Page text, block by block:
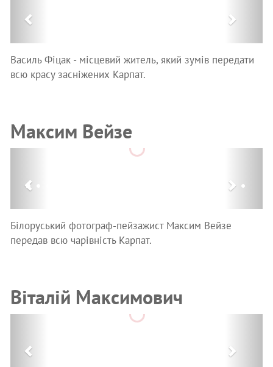
Василь Фіцак - місцевий житель, який зумів передати
всю красу засніжених Карпат.
Максим Вейзе
Білоруський фотограф-пейзажист Максим Вейзе
передав всю чарівність Карпат.
Віталій Максимович